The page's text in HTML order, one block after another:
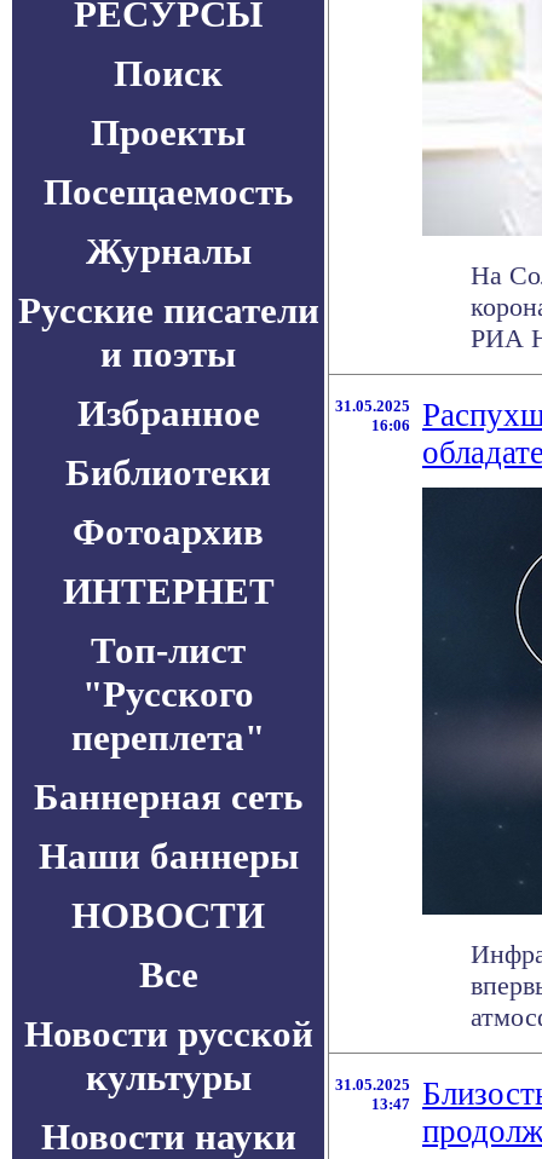
РЕСУРСЫ
Поиск
Проекты
Посещаемость
Журналы
Русские писатели
и поэты
Избранное
Библиотеки
Фотоархив
ИНТЕРНЕТ
Топ-лист
"Русского
переплета"
Баннерная сеть
Наши баннеры
НОВОСТИ
Все
Новости русской
культуры
Новости науки
На
РИА
31.05.2025
16:06
31.05.2025
13:47